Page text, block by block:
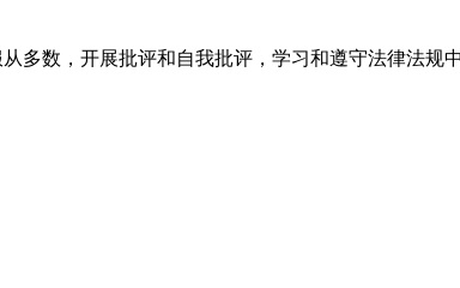
多数，开展批评和自我批评，学习和遵守法律法规